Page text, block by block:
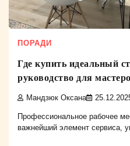
ПОРАДИ
Где купить идеальный
руководство для
Мандзюк Оксана
Профессиональное рабочее
важнейший элемент сервиса,